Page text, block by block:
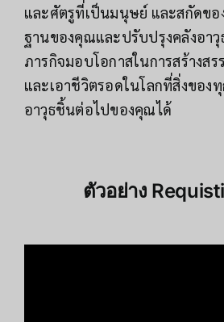
และศัตรูที่เป็นมนุษย์ และสกัดขอ
ฐานของคุณและปรับปรุงคลังอา
ภารกิจมอบโอกาสในการสร้างส
และเอาชีวิตรอดในโลกที่สิ่งของ
อาวุธชิ้นต่อไปของคุณได้
ตัวอย่าง